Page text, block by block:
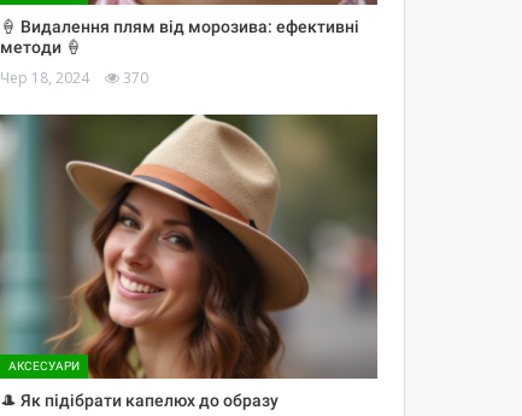
🍦 Видалення плям від морозива: ефективні
методи 🍦
Чер 18, 2024 370
АКСЕСУАРИ
🎩 Як підібрати капелюх до образу